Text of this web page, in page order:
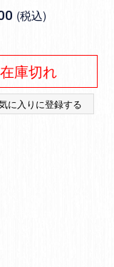
税込
在庫切れ
に入りに登録する